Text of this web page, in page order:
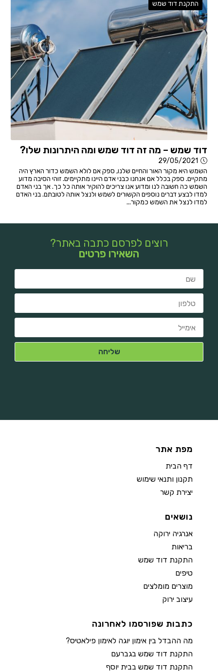
התקנת דוד שמש
דוד שמש – מה זה דוד שמש ומה היתרונות שלו?
29/05/2021
השמש היא מקור האור והחיים שלנו, ספק אם לולא השמש כדור הארץ היה
מתקיים. ספק בכלל אם אנחנו כבני אדם היינו מתקיימים. זוהי הסיבה מדוע
השמש כה חשובה לנו ומדוע אנו צריכים להוקיר אותה כל כך. אך בני האדם
למדו לבצע דברים נוספים הקשורים לשמש ולנצל אותה לטובתם. בני האדם
למדו לנצל את השמש כמקור...
רוצים לפרסם כתבה באתר?
השאירו פרטים
מפת אתר
דף הבית
תקנון ותנאי שימוש
יצירת קשר
נושאים
אנרגיה ירוקה
בריאות
התקנת דוד שמש
טיפים
מוצרים מומלצים
עיצוב ירוק
כתבות שפורסמו לאחרונה
מה ההבדל בין אימון יוגה לאימון פילאטיס?
התקנת דוד שמש בגברעם
התקנת דוד שמש בבית יוסף